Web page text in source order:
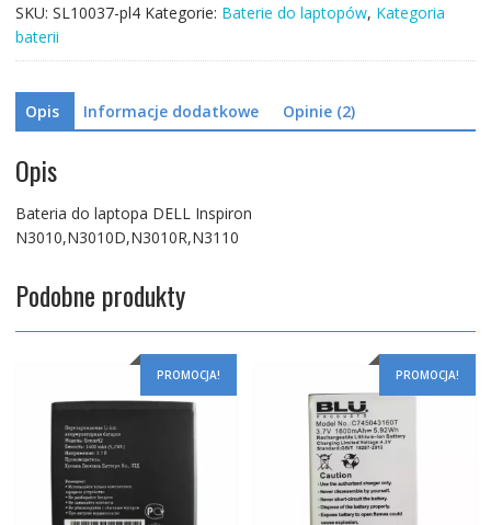
SKU: SL10037-pl4 Kategorie: Baterie do laptopów, Kategoria
baterii
Opis Informacje dodatkowe Opinie (2)
Opis
Bateria do laptopa DELL Inspiron
N3010,N3010D,N3010R,N3110
Podobne produkty
PROMOCJA! PROMOCJA!